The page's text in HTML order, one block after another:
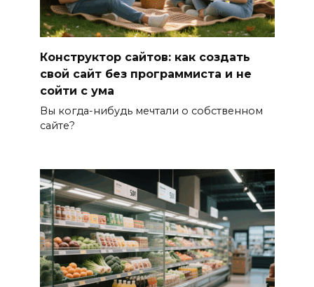
Конструктор сайтов: как создать
свой сайт без программиста и не
сойти с ума
Вы когда-нибудь мечтали о собственном
сайте?